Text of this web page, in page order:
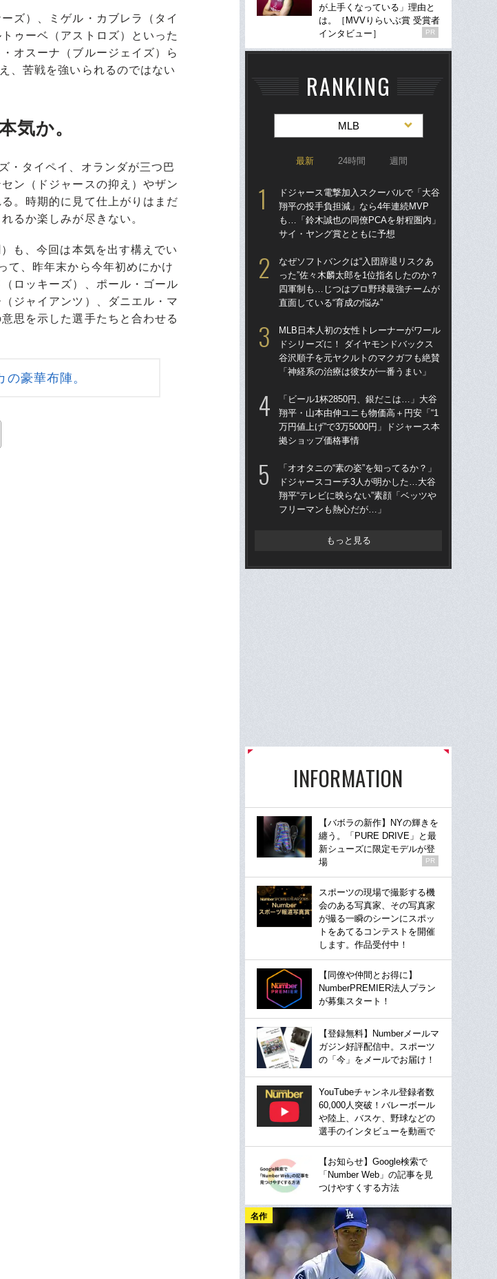
ズ）、ミゲル・カブレラ（タイ
ゥーベ（アストロズ）といった
オスーナ（ブルージェイズ）ら
、苦戦を強いられるのではない
気か。
・タイペイ、オランダが三つ巴
ン（ドジャースの抑え）やザン
。時期的に見て仕上がりはまだ
るか楽しみが尽きない。
も、今回は本気を出す構えでい
て、昨年末から今年初めにかけ
ロッキーズ）、ポール・ゴール
ジャイアンツ）、ダニエル・マ
思を示した選手たちと合わせる
豪華布陣。
が上手くなっている」理由と
は。［MVVりらいぶ賞 受賞者
インタビュー］
PR
RANKING
MLB
最新 24時間 週間
ドジャース電撃加入スクーバルで「大谷
翔平の投手負担減」なら4年連続MVP
も…「鈴木誠也の同僚PCAを射程圏内」
サイ・ヤング賞とともに予想
なぜソフトバンクは“入団辞退リスクあ
った”佐々木麟太郎を1位指名したのか？
四軍制も…じつはプロ野球最強チームが
直面している“育成の悩み”
MLB日本人初の女性トレーナーがワール
ドシリーズに！ ダイヤモンドバックス
谷沢順子を元ヤクルトのマクガフも絶賛
「神経系の治療は彼女が一番うまい」
「ビール1杯2850円、銀だこは…」大谷
翔平・山本由伸ユニも物価高＋円安「“1
万円値上げ”で3万5000円」ドジャース本
拠ショップ価格事情
「オオタニの“素の姿”を知ってるか？」
ドジャースコーチ3人が明かした…大谷
翔平“テレビに映らない”素顔「ベッツや
フリーマンも熱心だが…」
もっと見る
INFORMATION
【バボラの新作】NYの輝きを
纏う。「PURE DRIVE」と最
新シューズに限定モデルが登
場
PR
スポーツの現場で撮影する機
会のある写真家、その写真家
が撮る一瞬のシーンにスポッ
トをあてるコンテストを開催
します。作品受付中！
【同僚や仲間とお得に】
NumberPREMIER法人プラン
が募集スタート！
【登録無料】Numberメールマ
ガジン好評配信中。スポーツ
の「今」をメールでお届け！
YouTubeチャンネル登録者数
60,000人突破！バレーボール
や陸上、バスケ、野球などの
選手のインタビューを動画で
【お知らせ】Google検索で
「Number Web」の記事を見
つけやすくする方法
名作